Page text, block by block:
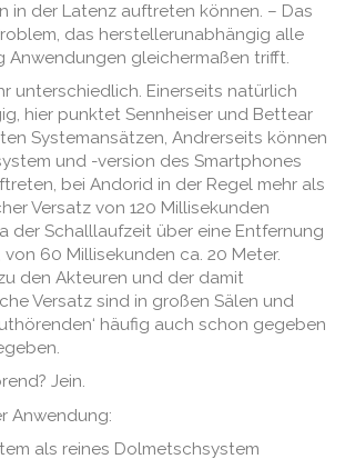
in der Latenz auftreten können. – Das
das herstellerunabhängig alle
Anwendungen gleichermaßen trifft.
unterschiedlich. Einerseits natürlich
hier punktet Sennheiser und Bettear
Systemansätzen, Andrerseits können
und -version des Smartphones
bei Andorid in der Regel mehr als
Versatz von 120 Millisekunden
der Schalllaufzeit über eine Entfernung
von 60 Millisekunden ca. 20 Meter.
den Akteuren und der damit
Versatz sind in großen Sälen und
häufig auch schon gegeben
Jein.
Anwendung:
als reines Dolmetschsystem